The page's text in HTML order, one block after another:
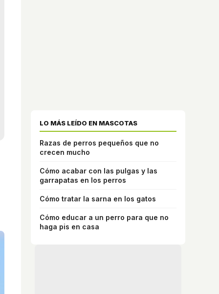
LO MÁS LEÍDO EN MASCOTAS
Razas de perros pequeños que no
crecen mucho
Cómo acabar con las pulgas y las
garrapatas en los perros
Cómo tratar la sarna en los gatos
Cómo educar a un perro para que no
haga pis en casa